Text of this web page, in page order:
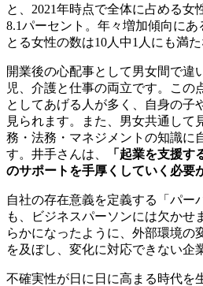
と、2021年時点で全体に占める女
8.1パーセント。年々増加傾向に
とる女性の数は10人中1人にも満た
開業後の心配事として男女間で違
児、介護と仕事の両立です。この
としてあげる人が多く、自身の子
見られます。また、男女共通して
務・法務・マネジメントの知識に
す。井手さんは、
「起業を支援
のサポートを手厚くしていく必要
自社の存在意義を定義する「パー
も、ビジネスパーソンには欠かせ
らかになったように、外部環境の
を及ぼし、変化に対応できない企
不確実性が日に日に高まる時代を